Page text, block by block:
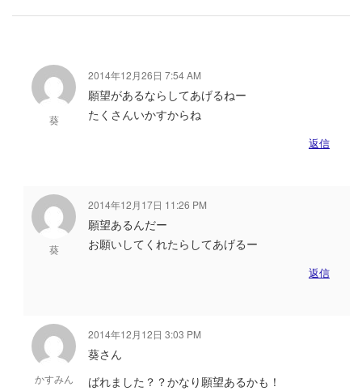
葵
2014年12月26日 7:54 AM
願望があるならしてあげるねー
たくさんいかすからね
返信
葵
2014年12月17日 11:26 PM
願望あるんだー
お願いしてくれたらしてあげるー
返信
かすみん
2014年12月12日 3:03 PM
葵さん
ばれました？？かなり願望あるかも！